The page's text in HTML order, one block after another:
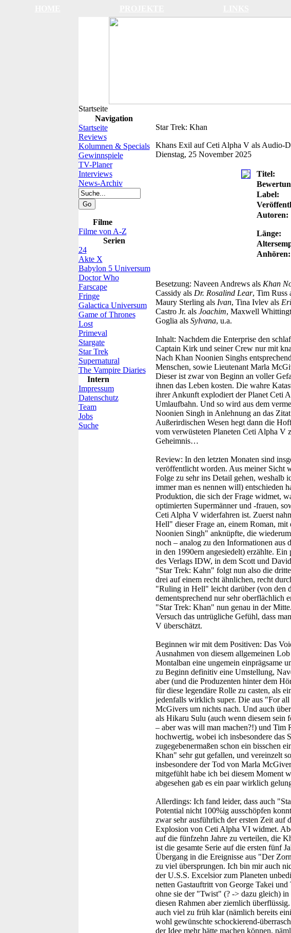
Startseite
Navigation
Startseite
Reviews
Kolumnen & Specials
Gewinnspiele
TV-Planer
Interviews
News-Archiv
Filme
Filme von A-Z
Serien
24
Akte X
Babylon 5 Universum
Doctor Who
Farscape
Fringe
Galactica Universum
Game of Thrones
Lost
Primeval
Stargate
Star Trek
Supernatural
The Vampire Diaries
Intern
Impressum
Datenschutz
Team
Jobs
Suche
Star Trek: Khan
Khans Exil auf Ceti Alpha V als Audio-
Dienstag, 25 November 2025
Titel:
Label:
Autoren:
Länge:
Anhören:
Besetzung: Naveen Andrews als Khan
Cassidy als Dr. Rosalind Lear, Tim Russ
Maury Sterling als Ivan, Tina Ivlev als
Castro Jr. als Joachim, Maxwell
Goglia als Sylvana, u.a.
Inhalt: Nachdem die Enterprise den
Captain Kirk und seiner Crew nur mit
Nach Khan Noonien Singhs
Menschen, sowie Lieutenant Marla
Dieser ist zwar von Beginn an voller
ihnen das Leben kosten. Die wahre
ihrer Ankunft explodiert der Planet Ceti
Umlaufbahn. Und so wird aus dem
Noonien Singh in Anlehnung an das
Außerirdischen Wesen hegt dann die
vom verwüsteten Planeten Ceti Alpha V
Geheimnis…
Review: In den letzten Monaten sind
veröffentlicht worden. Aus meiner Sicht
Folge zu sehr ins Detail gehen, weshalb
immer man es nennen will) entschieden
Produktion, die sich der Frage widmet,
optimierten Supermänner und -frauen,
Ceti Alpha V widerfahren ist. Zuerst
Hell" dieser Frage an, einem Roman,
Noonien Singh" anknüpfte, die
noch – analog zu den Informationen aus
in den 1990ern angesiedelt) erzählte.
des Verlags IDW, in dem Scott und
"Star Trek: Kahn" folgt nun also die
drei auf einem recht ähnlichen, recht
"Ruling in Hell" leicht darüber (von den
dementsprechend nur sehr oberflächlich
"Star Trek: Khan" nun genau in der
Versuch das untrügliche Gefühl, dass
V überschätzt.
Beginnen wir mit dem Positiven: Das
Ausnahmen von diesem allgemeinen
Montalban eine ungemein einprägsame
zu Beginn definitiv eine Umstellung,
aber (und die Produzenten hinter dem
für diese legendäre Rolle zu casten, als
jedenfalls wirklich super. Die aus "For
McGivers um nichts nach. Und auch
als Hikaru Sulu (auch wenn diesem sein
– aber was will man machen?!) und Tim
hochwertig, wobei ich insbesondere das
zugegebenermaßen schon ein bisschen
Khan" sehr gut gefallen, und vereinzelt
insbesondere der Tod von Marla
mitgefühlt habe ich bei diesem Moment
abgesehen gab es ein paar wirklich
Allerdings: Ich fand leider, dass auch
Potential nicht 100%ig ausschöpfen
zwar sehr ausführlich der ersten Zeit auf
Explosion von Ceti Alpha VI widmet.
auf die fünfzehn Jahre zu verteilen, die
ist die gesamte Serie auf die ersten fünf
Übergang in die Ereignisse aus "Der
zu viel übersprungen. Ich bin mir auch
der U.S.S. Excelsior zum Planeten
netten Gastauftritt von George Takei und
ohne sie der "Twist" (? -> dazu gleich)
diesen Rahmen aber ziemlich
auch viel zu früh klar (nämlich bereits
wohl gewünschte schockierend-
der Idee mehr hätte machen können,